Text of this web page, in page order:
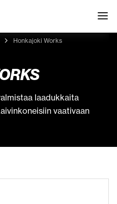
Honkajoki Works
laadukkaita
vaativaan